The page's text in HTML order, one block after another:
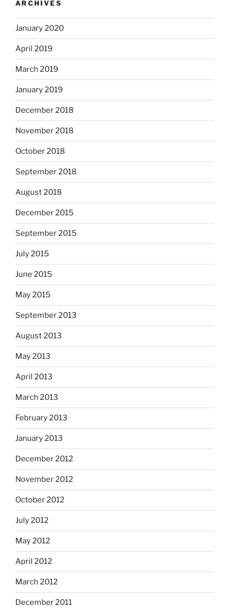
ARCHIVES
January 2020
April 2019
March 2019
January 2019
December 2018
November 2018
October 2018
September 2018
August 2018
December 2015
September 2015
July 2015
June 2015
May 2015
September 2013
August 2013
May 2013
April 2013
March 2013
February 2013
January 2013
December 2012
November 2012
October 2012
July 2012
May 2012
April 2012
March 2012
December 2011